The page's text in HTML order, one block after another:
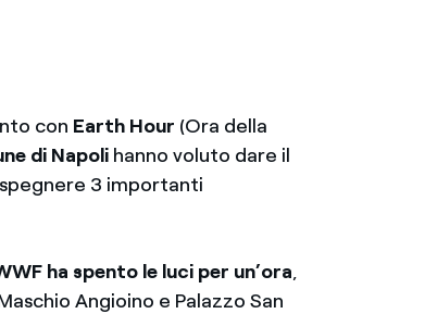
con Earth Hour (Ora della
di Napoli hanno voluto dare il
3 importanti
ha spento le luci per un’ora,
Angioino e Palazzo San